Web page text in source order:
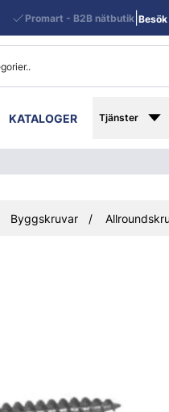
KATALOGER Tjänster
Promart - B2B nätbutik
Byggskruvar